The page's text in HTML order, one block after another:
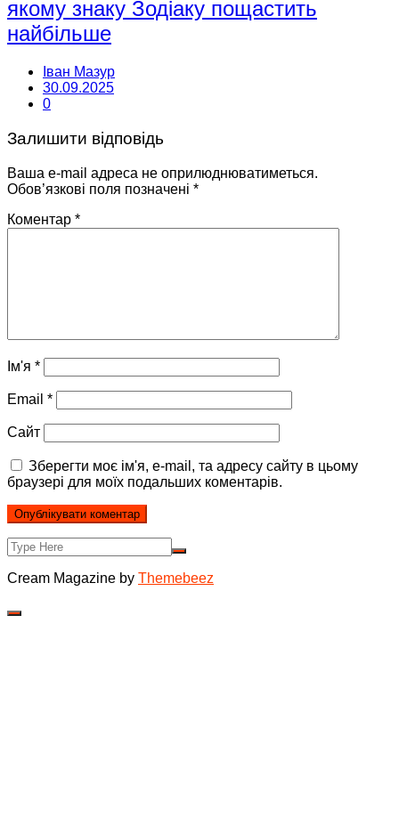
якому знаку Зодіаку пощастить
найбільше
Іван Мазур
30.09.2025
0
Залишити відповідь
Ваша e-mail адреса не оприлюднюватиметься.
Обов’язкові поля позначені *
Коментар *
Ім'я *
Email *
Сайт
Зберегти моє ім'я, e-mail, та адресу сайту в цьому
браузері для моїх подальших коментарів.
Cream Magazine by Themebeez